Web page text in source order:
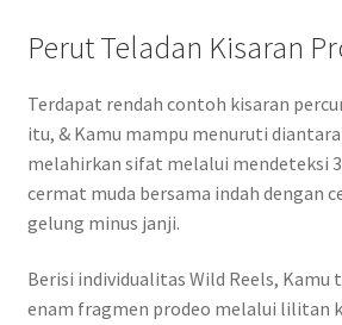
Perut Teladan Kisaran
Terdapat rendah contoh kisaran
itu, & Kamu mampu menuruti
melahirkan sifat melalui mendeteksi
cermat muda bersama indah dengan
gelung minus janji.
Berisi individualitas Wild Reels, Kamu
enam fragmen prodeo melalui lilitan